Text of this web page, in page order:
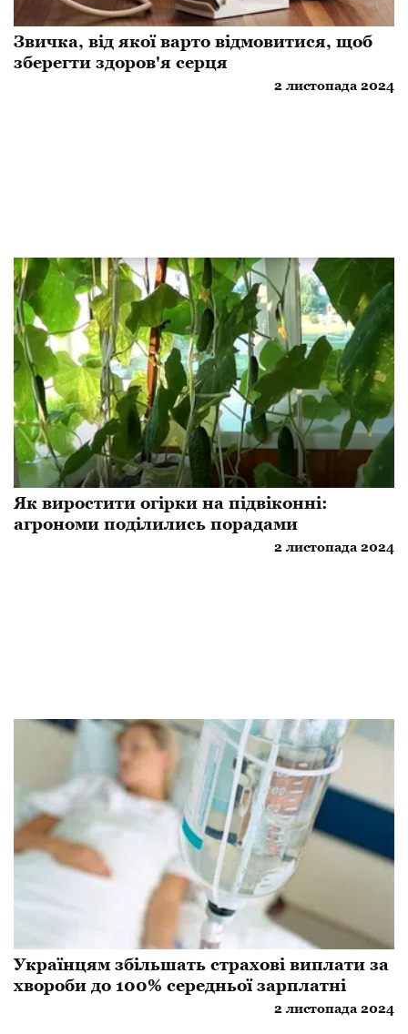
Звичка, від якої варто відмовитися, щоб
зберегти здоров'я серця
2 листопада 2024
Як виростити огірки на підвіконні:
агрономи поділились порадами
2 листопада 2024
Українцям збільшать страхові виплати за
хвороби до 100% середньої зарплатні
2 листопада 2024